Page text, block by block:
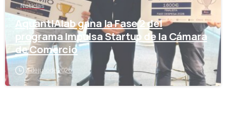
Noticias
AquantIAlab gana la Fase 2 del
programa Impulsa Startup de la Cámara
de Comercio
3 de julio de 2026